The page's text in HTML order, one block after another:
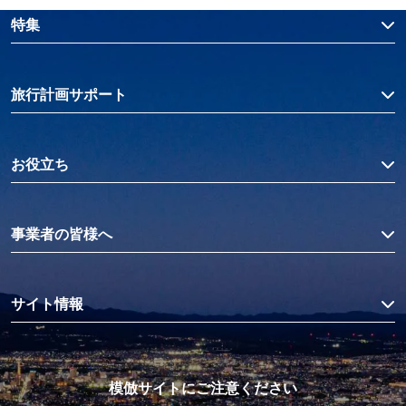
特集
旅行計画サポート
お役立ち
事業者の皆様へ
サイト情報
模倣サイトにご注意ください